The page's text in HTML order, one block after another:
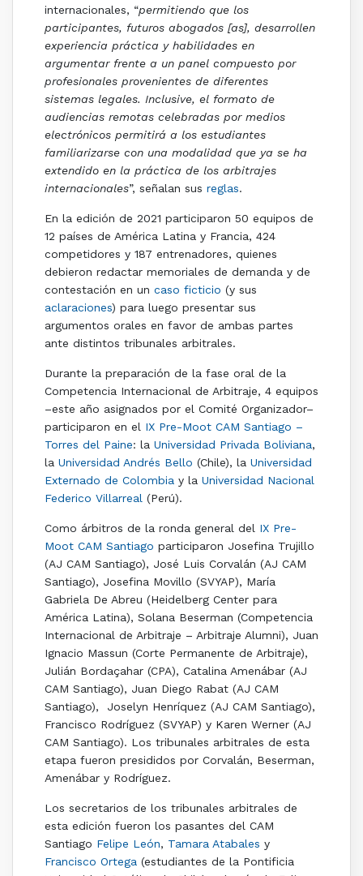
internacionales, “permitiendo que los
participantes, futuros abogados [as], desarrollen
experiencia práctica y habilidades en
argumentar frente a un panel compuesto por
profesionales provenientes de diferentes
sistemas legales. Inclusive, el formato de
audiencias remotas celebradas por medios
electrónicos permitirá a los estudiantes
familiarizarse con una modalidad que ya se ha
extendido en la práctica de los arbitrajes
internacionales”, señalan sus reglas.
En la edición de 2021 participaron 50 equipos de
12 países de América Latina y Francia, 424
competidores y 187 entrenadores, quienes
debieron redactar memoriales de demanda y de
contestación en un caso ficticio (y sus
aclaraciones) para luego presentar sus
argumentos orales en favor de ambas partes
ante distintos tribunales arbitrales.
Durante la preparación de la fase oral de la
Competencia Internacional de Arbitraje, 4 equipos
–este año asignados por el Comité Organizador–
participaron en el IX Pre-Moot CAM Santiago –
Torres del Paine: la Universidad Privada Boliviana,
la Universidad Andrés Bello (Chile), la Universidad
Externado de Colombiay la Universidad Nacional
Federico Villarreal(Perú).
Como árbitros de la ronda general del IX Pre-
Moot CAM Santiago participaron Josefina Trujillo
(AJ CAM Santiago), José Luis Corvalán (AJ CAM
Santiago), Josefina Movillo (SVYAP), María
Gabriela De Abreu (Heidelberg Center para
América Latina), Solana Beserman (Competencia
Internacional de Arbitraje – Arbitraje Alumni), Juan
Ignacio Massun (Corte Permanente de Arbitraje),
Julián Bordaçahar (CPA), Catalina Amenábar (AJ
CAM Santiago), Juan Diego Rabat (AJ CAM
Santiago), Joselyn Henríquez (AJ CAM Santiago),
Francisco Rodríguez (SVYAP) y Karen Werner (AJ
CAM Santiago). Los tribunales arbitrales de esta
etapa fueron presididos por Corvalán, Beserman,
Amenábar y Rodríguez.
Los secretarios de los tribunales arbitrales de
esta edición fueron los pasantes del CAM
Santiago Felipe León, Tamara Atabales y
Francisco Ortega(estudiantes de la Pontificia